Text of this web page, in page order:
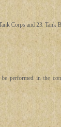
Corps and 23. Tank
performed in the